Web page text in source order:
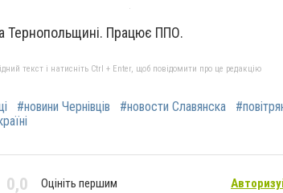
Тернопольщині. Працює ППО.
текст і натисніть Ctrl + Enter, щоб повідомити про це редакцію
#новини Чернівців #новости Славянска
0,0 Оцініть першим